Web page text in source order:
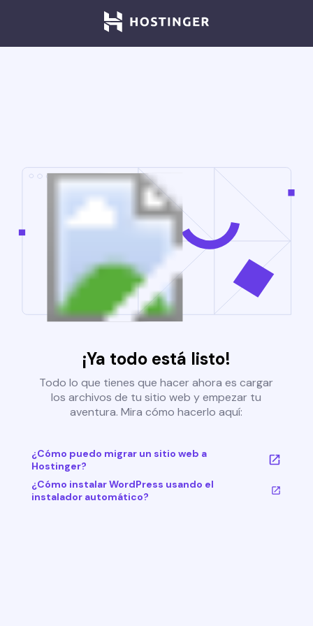
¡Ya todo está listo!
Todo lo que tienes que hacer ahora es cargar
los archivos de tu sitio web y empezar tu
aventura. Mira cómo hacerlo aquí:
¿Cómo puedo migrar un sitio web a
Hostinger?
¿Cómo instalar WordPress usando el
instalador automático?